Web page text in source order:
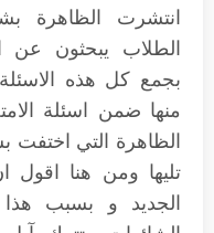
انتشرت
الطلاب يبحثون عن
بجمع كل هذه
منها ضمن اسئلة
الظاهرة التي
تليها ومن هنا اقول
الجديد و بسبب هذا